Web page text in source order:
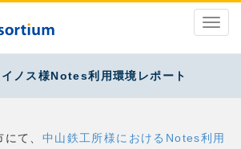
イノス様Notes利用環境レポート
て、 中山鉄工所様におけるNotes利用